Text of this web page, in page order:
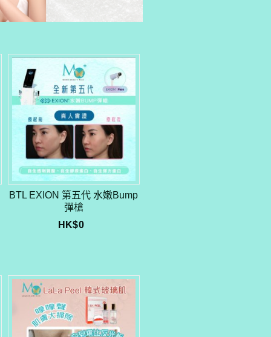
BTL EXION 第五代 水嫩Bump
彈槍
HK$0